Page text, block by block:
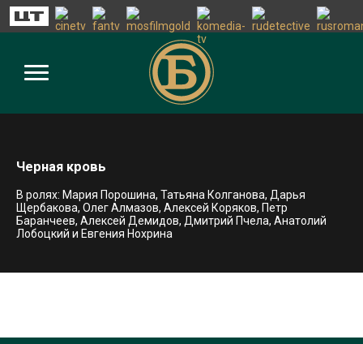
Черная кровь
В ролях: Мария Порошина, Татьяна Колганова, Дарья
Щербакова, Олег Алмазов, Алексей Коряков, Петр
Баранчеев, Алексей Демидов, Дмитрий Пчела, Анатолий
Лобоцкий и Евгения Нохрина